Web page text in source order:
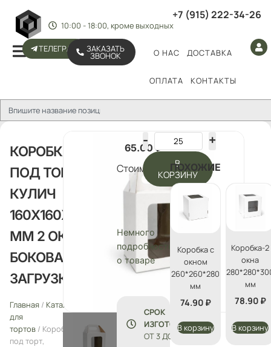
+7 (915) 222-34-26
10:00 - 18:00, кроме выходных
ТЕЛЕГРАМ ЗАКАЗАТЬ
ЗВОНОК О НАС ДОСТАВКА
ОПЛАТА КОНТАКТЫ
КОРОБКА
ПОД ТОРТ,
КУЛИЧ
160Х160Х200
ММ 2 ОКНА,
БОКОВАЯ
ЗАГРУЗКА
Главная / Каталог
для
тортов / Коробка
под торт,
Стоимость:
65.00₽
В
КОРЗИНУ
Немного
подробностей
о товаре
СРОК
ИЗГОТОВЛЕНИЯ:
ОТ 3 ДО 5 ДНЕЙ
ПОХОЖИЕ
Коробка с
окном
260*260*280
мм
74.90 ₽
В корзину
Коробка-2
окна
мм
78.90 ₽
В корзину